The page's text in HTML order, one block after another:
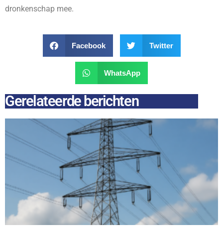
dronkenschap mee.
Facebook Twitter
WhatsApp
Gerelateerde berichten